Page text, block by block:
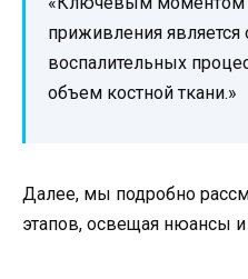
приживления является
воспалительных
объем костной ткани.»
Далее, мы подробно
этапов, освещая нюансы